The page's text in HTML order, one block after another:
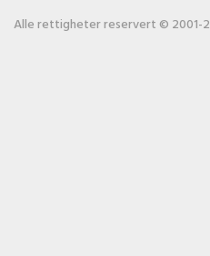
Alle rettigheter reservert © 2001-